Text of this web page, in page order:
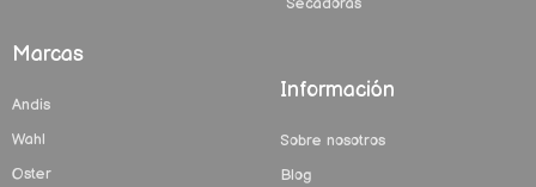
Secadoras
Marcas
Andis
Wahl
Oster
Información
Sobre nosotros
Blog